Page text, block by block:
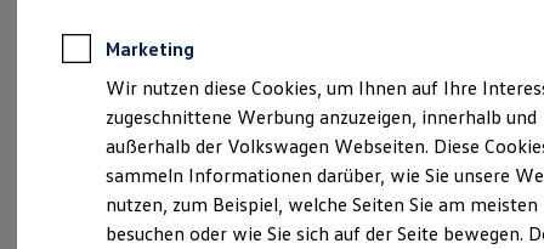
Anpfiff zum Gewinn
Elektroautos
ID. Tutorials
Elektrofahrzeugkonzepte
Reichweite
Reichweite der ID. Modelle
Reichweite im Winter
Probefahrt vereinbaren
Marketing
Wir nutzen diese Cookies, um Ihnen auf Ihre
zugeschnittene Werbung anzuzeigen, innerhalb und
außerhalb der Volkswagen Webseiten. Diese
sammeln Informationen darüber, wie Sie unsere
nutzen, zum Beispiel, welche Seiten Sie am meisten
besuchen oder wie Sie sich auf der Seite bewegen.